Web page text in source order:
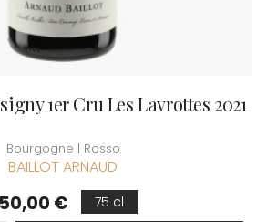
1er Cru Les Lavrottes 2021
Bourgogne | Rosso
BAILLOT ARNAUD
€ 75 cl